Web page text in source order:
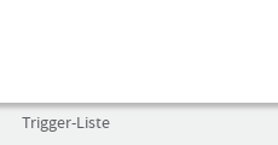
Trigger-Liste